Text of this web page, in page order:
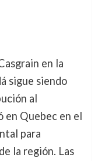
en la
sigue siendo
al
en Quebec en el
para
la región. Las